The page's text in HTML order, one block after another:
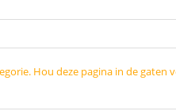
Hou deze pagina in de